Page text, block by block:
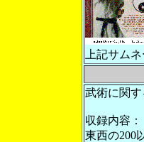
上記サム
武術に関す
収録内容：
東西の200